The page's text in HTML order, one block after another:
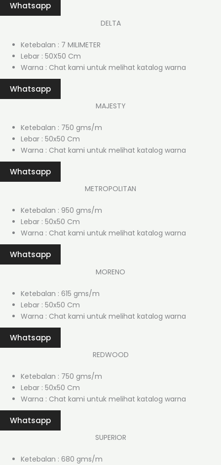
Whatsapp
DELTA
Ketebalan : 7 MILIMETER
Lebar : 50X50 Cm
Warna : Chat kami untuk melihat katalog warna
Whatsapp
MAJESTY
Ketebalan : 750 gms/m
Lebar : 50x50 Cm
Warna : Chat kami untuk melihat katalog warna
Whatsapp
METROPOLITAN
Ketebalan : 950 gms/m
Lebar : 50x50 Cm
Warna : Chat kami untuk melihat katalog warna
Whatsapp
MORENO
Ketebalan : 615 gms/m
Lebar : 50x50 Cm
Warna : Chat kami untuk melihat katalog warna
Whatsapp
REDWOOD
Ketebalan : 750 gms/m
Lebar : 50x50 Cm
Warna : Chat kami untuk melihat katalog warna
Whatsapp
SUPERIOR
Ketebalan : 680 gms/m